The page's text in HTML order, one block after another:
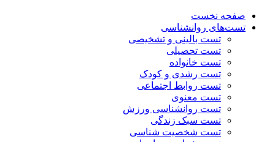
صفحه نخست
تست‌های روانشناسی
تست بالینی و تشخیصی
تست تحصیلی
تست خانواده
تست رشدی و کودک
تست روابط اجتماعی
تست معنوی
تست روانشناسی ورزش
تست سبک زندگی
تست شخصیت شناسی